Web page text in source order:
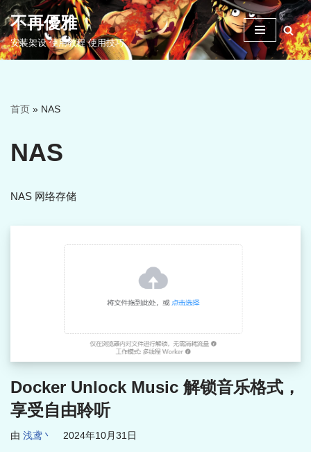
跳
至
不再優雅
安装架设 使用教程 使用技巧
首页 » NAS
NAS
NAS 网络存储
Docker Unlock Music 解锁音乐格式，
享受自由聆听
由 浅鸢丶 2024年10月31日